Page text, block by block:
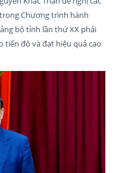
Chương trình hành
bộ tỉnh lần thứ XX phải
tiến độ và đạt hiệu quả cao